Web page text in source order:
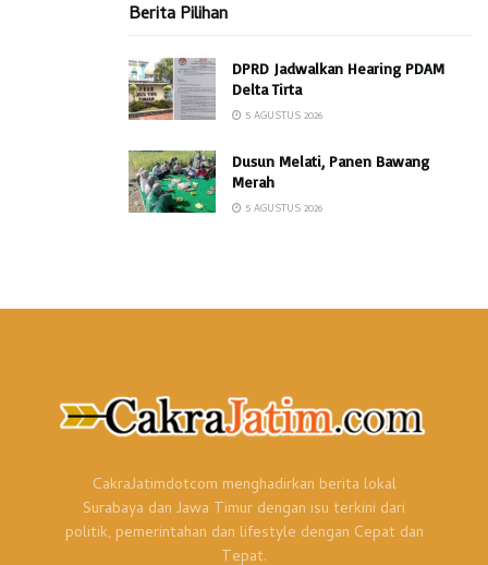
Berita Pilihan
DPRD Jadwalkan Hearing PDAM
Delta Tirta
5 AGUSTUS 2026
Dusun Melati, Panen Bawang
Merah
5 AGUSTUS 2026
CakraJatimdotcom menghadirkan berita lokal
Surabaya dan Jawa Timur dengan isu terkini dari
politik, pemerintahan dan lifestyle dengan Cepat dan
Tepat.